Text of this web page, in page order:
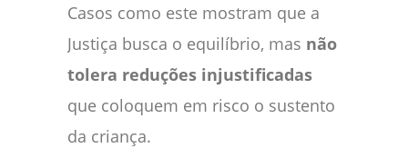
Casos como este mostram que a
Justiça busca o equilíbrio, mas não
tolera reduções injustificadas
que coloquem em risco o sustento
da criança.